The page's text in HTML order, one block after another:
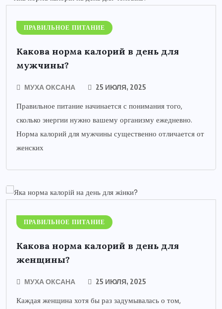
ПРАВИЛЬНОЕ ПИТАНИЕ
Какова норма калорий в день для
мужчины?
МУХА ОКСАНА 25 ИЮЛЯ, 2025
Правильное питание начинается с понимания того,
сколько энергии нужно вашему организму ежедневно.
Норма калорий для мужчины существенно отличается от
женских
ПРАВИЛЬНОЕ ПИТАНИЕ
Какова норма калорий в день для
женщины?
МУХА ОКСАНА 25 ИЮЛЯ, 2025
Каждая женщина хотя бы раз задумывалась о том,